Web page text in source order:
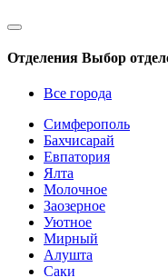
Отделения Выбор
Все города
Симферополь
Бахчисарай
Евпатория
Ялта
Молочное
Заозерное
Уютное
Мирный
Алушта
Саки